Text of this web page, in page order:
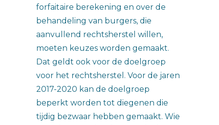
forfaitaire berekening en over de
behandeling van burgers, die
aanvullend rechtsherstel willen,
moeten keuzes worden gemaakt.
Dat geldt ook voor de doelgroep
voor het rechtsherstel. Voor de jaren
2017-2020 kan de doelgroep
beperkt worden tot diegenen die
tijdig bezwaar hebben gemaakt. Wie